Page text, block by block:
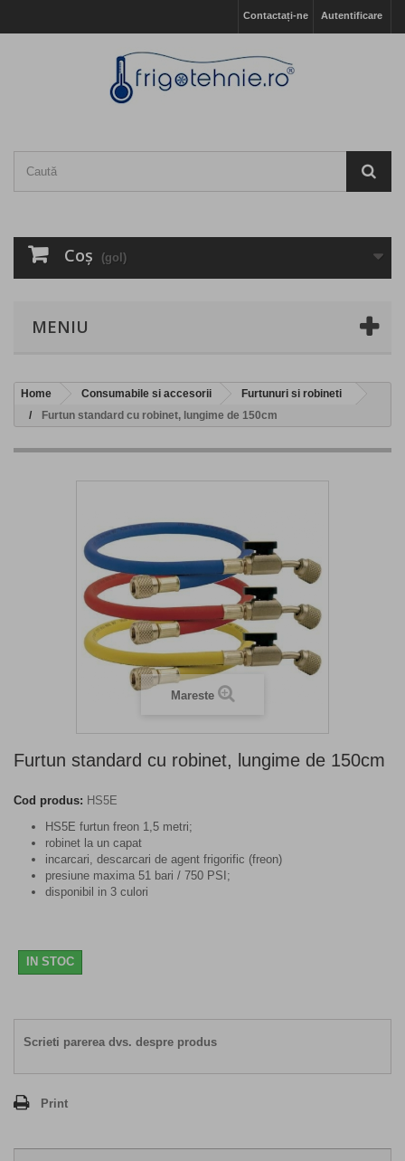
Autentificare
Contactați-ne
Coş (gol)
MENIU
Home Consumabile si accesorii
Furtunuri si robineti
Furtun standard cu robinet, lungime de 150cm
Mareste
Furtun standard cu robinet, lungime de 150cm
Cod produs: HS5E
HS5E furtun freon 1,5 metri;
robinet la un capat
incarcari, descarcari de agent frigorific (freon)
presiune maxima 51 bari / 750 PSI;
disponibil in 3 culori
IN STOC
Scrieti parerea dvs. despre produs
Print